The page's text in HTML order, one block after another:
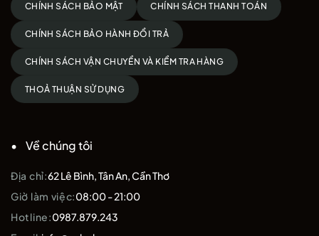
CHÍNH SÁCH BẢO MẬT CHÍNH SÁCH THANH TOÁN
CHÍNH SÁCH BẢO HÀNH ĐỔI TRẢ
CHÍNH SÁCH VẬN CHUYỂN VÀ KIỂM TRA HÀNG
THOẢ THUẬN SỬ DỤNG
Về chúng tôi
Địa chỉ:62 Lê Bình, Tân An, Cần Thơ
Giờ làm việc:08:00 - 21:00
Hotline:0987.879.243